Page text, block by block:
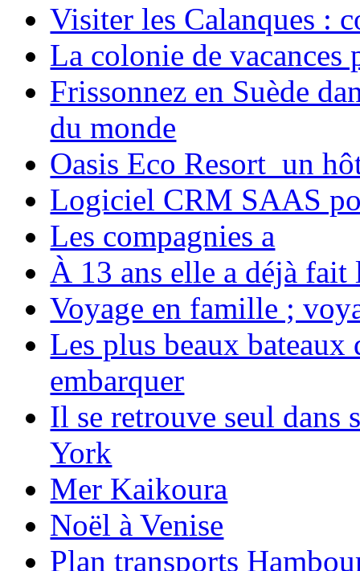
Visiter les Calanques :
La colonie de vacances
Frissonnez en Suède
du monde
Oasis Eco Resort un
Logiciel CRM SAAS
Les compagnies a
À 13 ans elle a déjà
Voyage en famille ;
Les plus beaux bateaux
embarquer
Il se retrouve seul dans
York
Mer Kaikoura
Noël à Venise
Plan transports